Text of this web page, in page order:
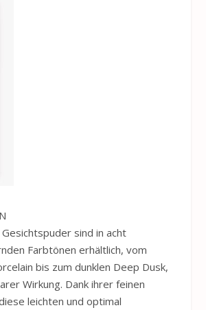
sind in acht
Farbtönen erhältlich, vom
bis zum dunklen Deep Dusk,
Wirkung. Dank ihrer feinen
leichten und optimal